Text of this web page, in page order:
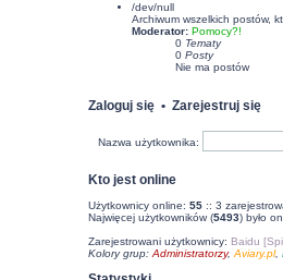
/dev/null
Archiwum wszelkich postów,
Moderator: Pomocy?!
0 Tematy
0 Posty
Nie ma postów
Zaloguj się• Zarejestruj się
Nazwa użytkownika:
Kto jest online
Użytkownicy online: 55:: 3
Najwięcej użytkowników (5493) było
Zarejestrowani użytkownicy: Baidu
Kolory grup: Administratorzy, Aviary.pl,